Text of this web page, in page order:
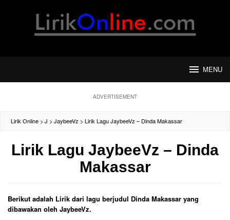
MENU
ADVERTISEMENT
Lirik Online > J > JaybeeVz > Lirik Lagu JaybeeVz – Dinda Makassar
Lirik Lagu JaybeeVz – Dinda
Makassar
Berikut adalah Lirik dari lagu berjudul Dinda Makassar yang
dibawakan oleh JaybeeVz.